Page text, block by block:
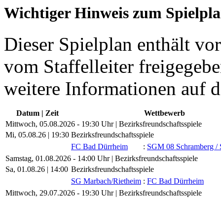
Wichtiger Hinweis zum
Dieser Spielplan enthält
vom Staffelleiter
weitere Informationen auf
Datum | Zeit
Wettbewerb
Mittwoch, 05.08.2026 - 19:30 Uhr | Bezirksfreundschaftsspiele
Mi, 05.08.26 | 19:30 Bezirksfreundschaftsspiele
FC Bad Dürrheim
: SGM 08 Schramberg /​
Samstag, 01.08.2026 - 14:00 Uhr | Bezirksfreundschaftsspiele
Sa, 01.08.26 | 14:00 Bezirksfreundschaftsspiele
SG Marbach/​Rietheim : FC Bad Dürrheim
Mittwoch, 29.07.2026 - 19:30 Uhr | Bezirksfreundschaftsspiele